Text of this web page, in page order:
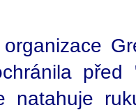
před
natahuje